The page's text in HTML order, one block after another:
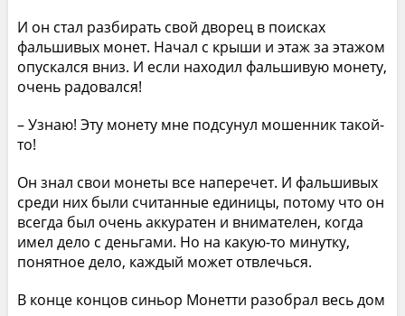
И он стал разбирать свой дворец в поисках
фальшивых монет. Начал с крыши и этаж за этажом
опускался вниз. И если находил фальшивую монету,
очень радовался!
– Узнаю! Эту монету мне подсунул мошенник такой-
то!
Он знал свои монеты все наперечет. И фальшивых
среди них были считанные единицы, потому что он
всегда был очень аккуратен и внимателен, когда
имел дело с деньгами. Но на какую-то минутку,
понятное дело, каждый может отвлечься.
В конце концов синьор Монетти разобрал весь дом